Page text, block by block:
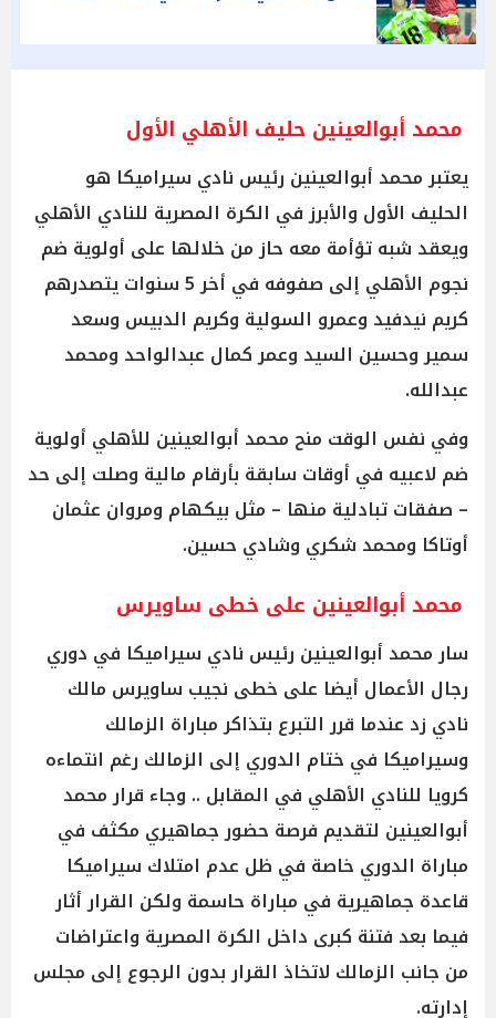
محمد أبوالعينين حليف الأهلي الأول
يعتبر محمد أبوالعينين رئيس نادي سيراميكا هو
الحليف الأول والأبرز في الكرة المصرية للنادي الأهلي
ويعقد شبه تؤأمة معه حاز من خلالها على أولوية ضم
نجوم الأهلي إلى صفوفه في أخر 5 سنوات يتصدرهم
كريم نيدفيد وعمرو السولية وكريم الدبيس وسعد
سمير وحسين السيد وعمر كمال عبدالواحد ومحمد
عبدالله.
وفي نفس الوقت منح محمد أبوالعينين للأهلي أولوية
ضم لاعبيه في أوقات سابقة بأرقام مالية وصلت إلى حد
– صفقات تبادلية منها – مثل بيكهام ومروان عثمان
أوتاكا ومحمد شكري وشادي حسين.
محمد أبوالعينين على خطى ساويرس
سار محمد أبوالعينين رئيس نادي سيراميكا في دوري
رجال الأعمال أيضا على خطى نجيب ساويرس مالك
نادي زد عندما قرر التبرع بتذاكر مباراة الزمالك
وسيراميكا في ختام الدوري إلى الزمالك رغم انتماءه
كرويا للنادي الأهلي في المقابل .. وجاء قرار محمد
أبوالعينين لتقديم فرصة حضور جماهيري مكثف في
مباراة الدوري خاصة في ظل عدم امتلاك سيراميكا
قاعدة جماهيرية في مباراة حاسمة ولكن القرار أثار
فيما بعد فتنة كبرى داخل الكرة المصرية واعتراضات
من جانب الزمالك لاتخاذ القرار بدون الرجوع إلى مجلس
إدارته.